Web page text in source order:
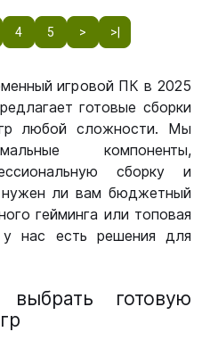
4 5 > >|
игровой ПК в 2025
готовые сборки
любой сложности. Мы
компоненты,
сборку и
нужен ли вам бюджетный
гейминга или топовая
нас есть решения для
готовую